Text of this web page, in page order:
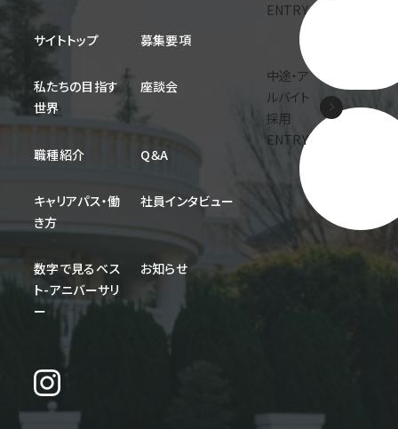
サイトトップ 募集要項
私たちの目指す
世界
座談会
職種紹介 Q＆A
キャリアパス・働
き方
社員インタビュー
数字で見るベス
ト-アニバーサリ
ー
お知らせ
ENTRY
中途・ア
ルバイト
採用
ENTRY